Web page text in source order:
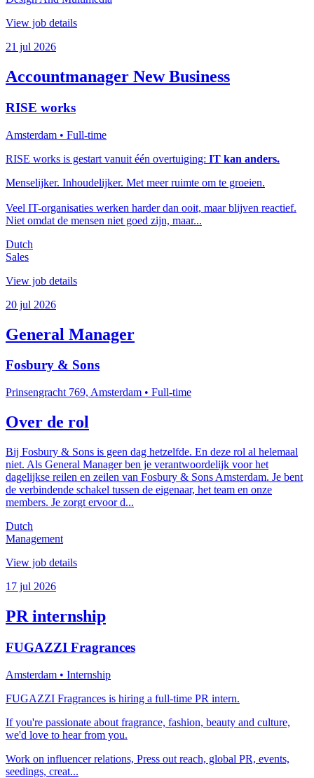
View job details
21 jul 2026
Accountmanager New Business
RISE works
Amsterdam • Full-time
RISE works is gestart vanuit één overtuiging: IT kan anders.
Menselijker. Inhoudelijker. Met meer ruimte om te groeien.
Veel IT-organisaties werken harder dan ooit, maar blijven reactief.
Niet omdat de mensen niet goed zijn, maar...
Dutch
Sales
View job details
20 jul 2026
General Manager
Fosbury & Sons
Prinsengracht 769, Amsterdam • Full-time
Over de rol
Bij Fosbury & Sons is geen dag hetzelfde. En deze rol al helemaal
niet. Als General Manager ben je verantwoordelijk voor het
dagelijkse reilen en zeilen van Fosbury & Sons Amsterdam. Je bent
de verbindende schakel tussen de eigenaar, het team en onze
members. Je zorgt ervoor d...
Dutch
Management
View job details
17 jul 2026
PR internship
FUGAZZI Fragrances
Amsterdam • Internship
FUGAZZI Fragrances is hiring a full-time PR intern.
If you're passionate about fragrance, fashion, beauty and culture,
we'd love to hear from you.
Work on influencer relations, Press out reach, global PR, events,
seedings, creat...